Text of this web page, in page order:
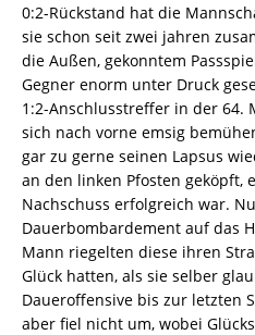
0:2-Rückstand hat die
sie schon seit zwei jahren
die Außen, gekonntem
Gegner enorm unter Druck
1:2-Anschlusstreffer in der 64.
sich nach vorne emsig
gar zu gerne seinen Lapsus
an den linken Pfosten geköpft,
Nachschuss erfolgreich war.
Dauerbombardement auf das
Mann riegelten diese ihren
Glück hatten, als sie selber
Daueroffensive bis zur letzten
aber fiel nicht um, wobei